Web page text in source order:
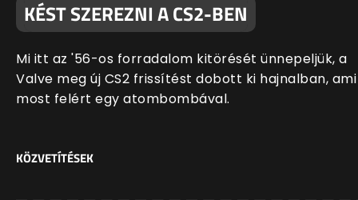
KÉST SZEREZNI A CS2-BEN
Mi itt az '56-os forradalom kitörését ünnepeljük, a
Valve meg új CS2 frissítést dobott ki hajnalban, ami
most felért egy atombombával.
KÖZVETÍTÉSEK